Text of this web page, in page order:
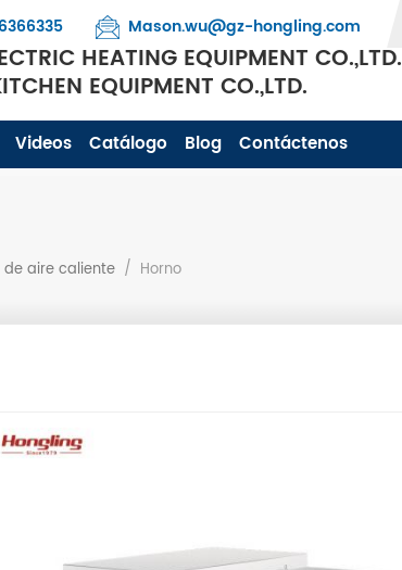
Mason.wu@gz-hongling.com
HEATING EQUIPMENT CO.,LTD.
EQUIPMENT CO.,LTD.
Videos Catálogo Blog Contáctenos
aire caliente / Horno